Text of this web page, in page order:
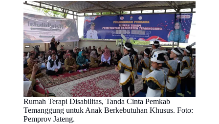
Rumah Terapi Disabilitas, Tanda Cinta Pemkab
Temanggung untuk Anak Berkebutuhan Khusus. Foto:
Pemprov Jateng.